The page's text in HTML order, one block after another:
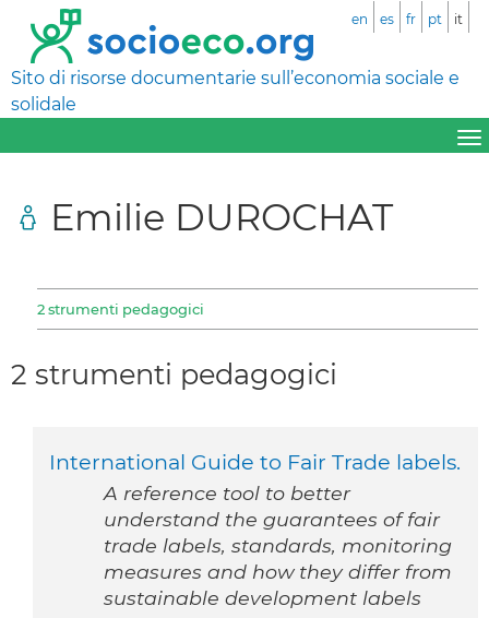
Sito di risorse documentarie sull’economia sociale e
solidale
en es fr pt it
Emilie DUROCHAT
2 strumenti pedagogici
2 strumenti pedagogici
International Guide to Fair Trade labels.
A reference tool to better
understand the guarantees of fair
trade labels, standards, monitoring
measures and how they differ from
sustainable development labels